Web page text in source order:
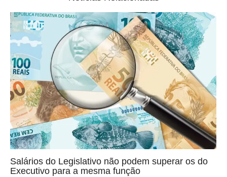
Salários do Legislativo não podem superar os do
Executivo para a mesma função